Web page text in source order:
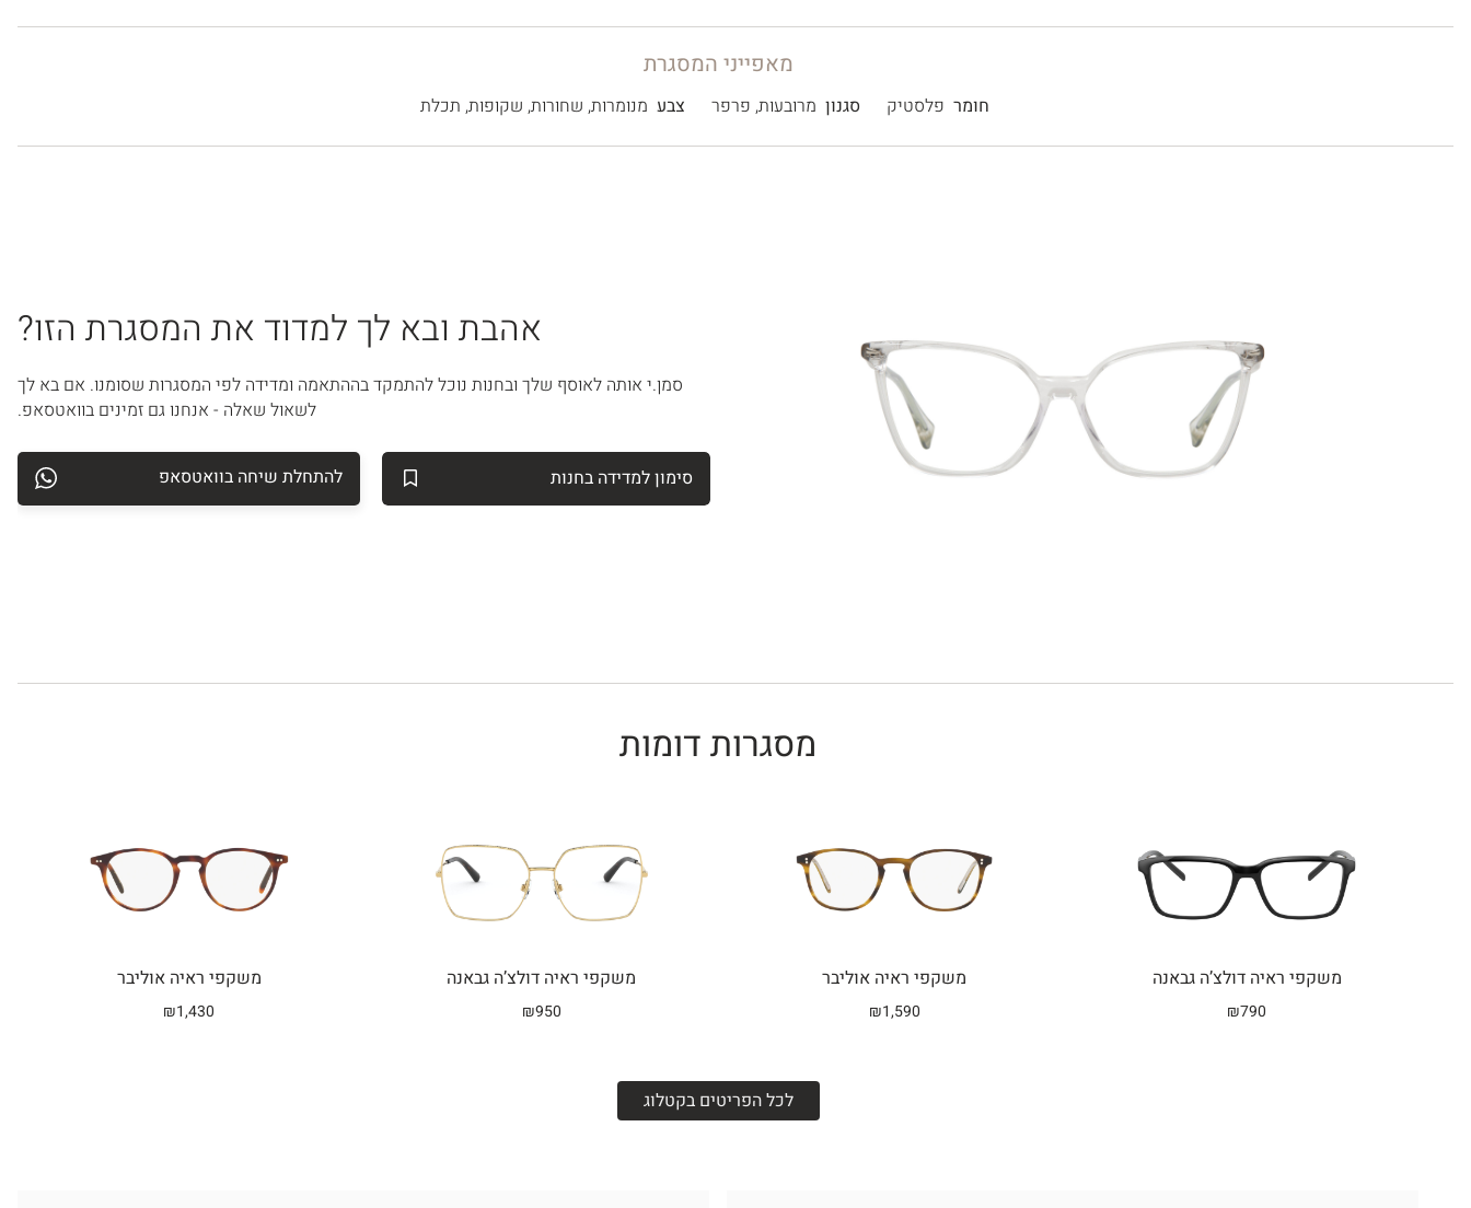
מאפייני המסגרת
חומר פלסטיק סגנון מרובעות, פרפר צבע מנומרות, שחורות, שקופות, תכלת
אהבת ובא לך למדוד את המסגרת הזו?
סמן.י אותה לאוסף שלך ובחנות נוכל להתמקד בההתאמה ומדידה לפי המסגרות שסומנו. אם בא לך
לשאול שאלה - אנחנו גם זמינים בוואטסאפ.
להתחלת שיחה בוואטסאפ סימון למדידה בחנות
מסגרות דומות
משקפי ראיה אוליבר
₪1,430
משקפי ראיה דולצ’ה גבאנה
₪950
משקפי ראיה אוליבר
₪1,590
משקפי ראיה דולצ’ה גבאנה
₪790
לכל הפריטים בקטלוג